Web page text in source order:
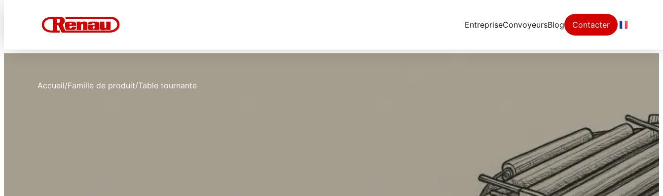
EntrepriseConvoyeursBlog Contacter
Accueil/Famille de produit/Table tournante